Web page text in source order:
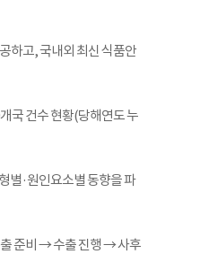
하고, 국내외 최신 식품안
국 건수 현황(당해연도 누
별·원인요소별 동향을 파
출 준비 → 수출 진행 → 사후